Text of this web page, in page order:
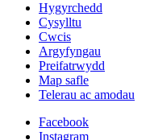
Hygyrchedd
Cysylltu
Cwcis
Argyfyngau
Preifatrwydd
Map safle
Telerau ac amodau
Facebook
Instagram